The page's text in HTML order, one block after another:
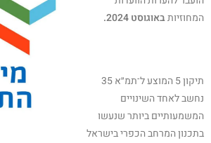
המחוזיותבאוגוסט 2024.
תיקון 5 המוצע ל־תמ״א 35
נחשב לאחד השינויים
המשמעותיים ביותר שנעשו
בתכנון המרחב הכפרי בישראל